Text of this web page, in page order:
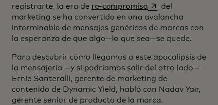
registrarte, la era de re-compromisose abre en una
del
marketing se ha convertido en una avalancha
interminable de mensajes genéricos de marcas con
la esperanza de que algo—lo que sea—se quede.
Para descubrir cómo llegamos a este apocalipsis de
la mensajería —y si podríamos salir del otro lado—
Ernie Santeralli, gerente de marketing de
contenido de Dynamic Yield, habló con Nadav Yair,
gerente senior de producto de la marca.